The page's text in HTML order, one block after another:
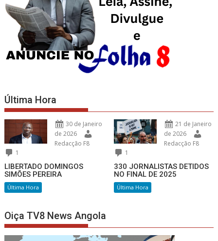
Última Hora
30 de Janeiro
de 2026
Redacção F8
1
LIBERTADO DOMINGOS
SIMÕES PEREIRA
Última Hora
21 de Janeiro
de 2026
Redacção F8
1
330 JORNALISTAS DETIDOS
NO FINAL DE 2025
Última Hora
Oiça TV8 News Angola